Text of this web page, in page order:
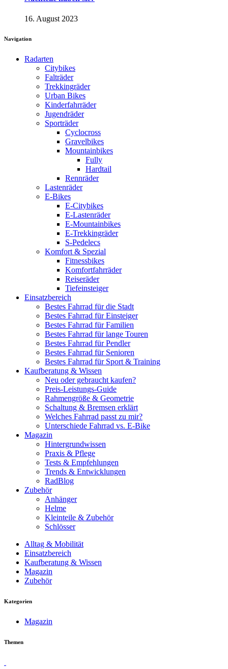
16. August 2023
Navigation
Radarten
Citybikes
Falträder
Trekkingräder
Urban Bikes
Kinderfahrräder
Jugendräder
Sporträder
Cyclocross
Gravelbikes
Mountainbikes
Fully
Hardtail
Rennräder
Lastenräder
E-Bikes
E-Citybikes
E-Lastenräder
E-Mountainbikes
E-Trekkingräder
S-Pedelecs
Komfort & Spezial
Fitnessbikes
Komfortfahrräder
Reiseräder
Tiefeinsteiger
Einsatzbereich
Bestes Fahrrad für die Stadt
Bestes Fahrrad für Einsteiger
Bestes Fahrrad für Familien
Bestes Fahrrad für lange Touren
Bestes Fahrrad für Pendler
Bestes Fahrrad für Senioren
Bestes Fahrrad für Sport & Training
Kaufberatung & Wissen
Neu oder gebraucht kaufen?
Preis-Leistungs-Guide
Rahmengröße & Geometrie
Schaltung & Bremsen erklärt
Welches Fahrrad passt zu mir?
Unterschiede Fahrrad vs. E-Bike
Magazin
Hintergrundwissen
Praxis & Pflege
Tests & Empfehlungen
Trends & Entwicklungen
RadBlog
Zubehör
Anhänger
Helme
Kleinteile & Zubehör
Schlösser
Alltag & Mobilität
Einsatzbereich
Kaufberatung & Wissen
Magazin
Zubehör
Kategorien
Magazin
Themen